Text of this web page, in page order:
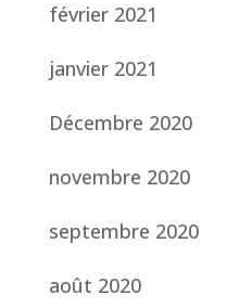
février 2021
janvier 2021
Décembre 2020
novembre 2020
septembre 2020
août 2020